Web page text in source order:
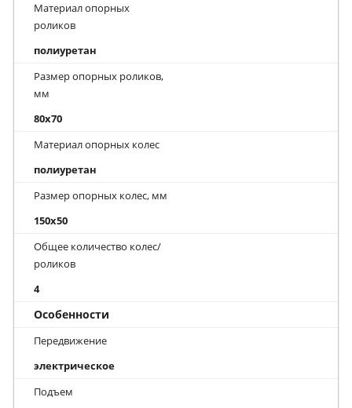
Материал опорных
роликов
полиуретан
Размер опорных роликов,
мм
80х70
Материал опорных колес
полиуретан
Размер опорных колес, мм
150x50
Общее количество колес/
роликов
4
Особенности
Передвижение
электрическое
Подъем